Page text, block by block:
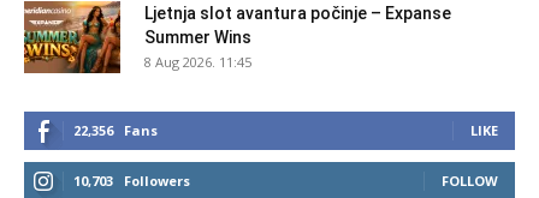
Ljetnja slot avantura počinje – Expanse
Summer Wins
8 Aug 2026. 11:45
22,356 Fans LIKE
10,703 Followers FOLLOW